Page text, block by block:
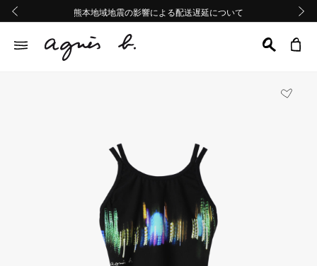
熊本地域地震の影響による配送遅延について
Summer Sale 2buy10%OFF!!
熊本地域地震の影響による配送遅延について
Summer Sale 2buy10%OFF!!